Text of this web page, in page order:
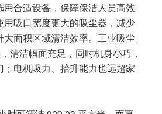
合适设备，保障保洁人员高效
吸口宽度更大的吸尘器，减少
面积区域清洁效率。工业吸尘
清洁幅面充足，同时机身小巧，
电机吸力、抬升能力也远超家